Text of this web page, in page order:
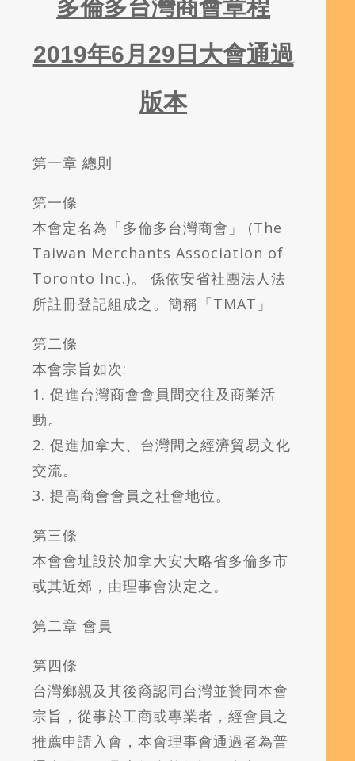
多倫多台灣商會章程
2019年6月29日大會通過
版本
第一章 總則
第一條
本會定名為「多倫多台灣商會」 (The
Taiwan Merchants Association of
Toronto Inc.)。 係依安省社團法人法
所註冊登記組成之。簡稱「TMAT」
第二條
本會宗旨如次:
1. 促進台灣商會會員間交往及商業活
動。
2. 促進加拿大、台灣間之經濟貿易文化
交流。
3. 提高商會會員之社會地位。
第三條
本會會址設於加拿大安大略省多倫多市
或其近郊，由理事會決定之。
第二章 會員
第四條
台灣鄉親及其後裔認同台灣並贊同本會
宗旨，從事於工商或專業者，經會員之
推薦申請入會，本會理事會通過者為普